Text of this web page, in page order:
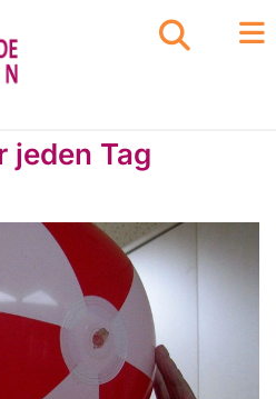
jeden Tag